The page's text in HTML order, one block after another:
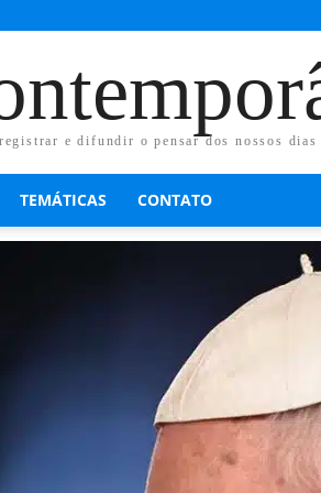
e difundir o pensar dos nossos dias
TEMÁTICAS CONTATO